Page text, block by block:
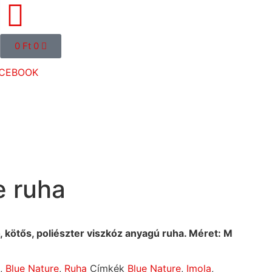
0 Ft 0
ruha
kötős, poliészter viszkóz anyagú ruha. Méret: M
, Blue Nature, Ruha Címkék Blue Nature, Imola,